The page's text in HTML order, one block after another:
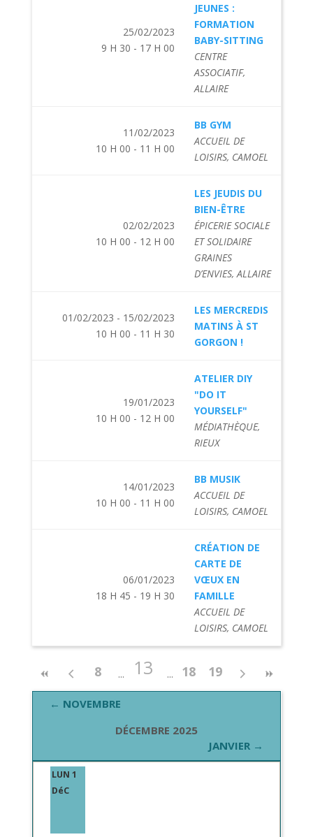
25/02/2023
9 H 30 - 17 H 00
JEUNES :
FORMATION
BABY-SITTING
CENTRE
ASSOCIATIF,
ALLAIRE
11/02/2023
10 H 00 - 11 H 00
BB GYM
ACCUEIL DE
LOISIRS, CAMOEL
02/02/2023
10 H 00 - 12 H 00
LES JEUDIS DU
BIEN-ÊTRE
ÉPICERIE SOCIALE
ET SOLIDAIRE
GRAINES
D’ENVIES, ALLAIRE
01/02/2023 - 15/02/2023
10 H 00 - 11 H 30
LES MERCREDIS
MATINS À ST
GORGON !
19/01/2023
10 H 00 - 12 H 00
ATELIER DIY
"DO IT
YOURSELF"
MÉDIATHÈQUE,
RIEUX
14/01/2023
10 H 00 - 11 H 00
BB MUSIK
ACCUEIL DE
LOISIRS, CAMOEL
06/01/2023
18 H 45 - 19 H 30
CRÉATION DE
CARTE DE
VŒUX EN
FAMILLE
ACCUEIL DE
LOISIRS, CAMOEL
8 13 18 19
← NOVEMBRE
DÉCEMBRE 2025
JANVIER →
LUN 1
DéC